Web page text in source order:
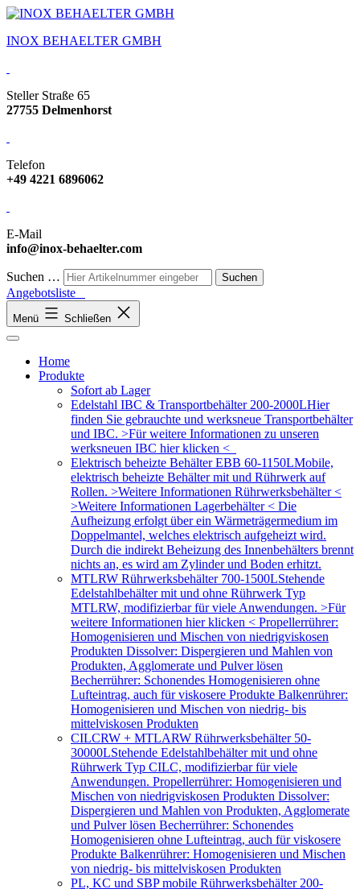
INOX BEHAELTER GMBH
Steller Straße 65
27755 Delmenhorst
Telefon
+49 4221 6896062
E-Mail
info@inox-behaelter.com
Suchen …
Angebotsliste
Menü Schließen
Home
Produkte
Sofort ab Lager
Edelstahl IBC & Transportbehälter 200-2000LHier
finden Sie gebrauchte und werksneue Transportbehälter
und IBC. >Für weitere Informationen zu unseren
werksneuen IBC hier klicken <
Elektrisch beheizte Behälter EBB 60-1150LMobile,
elektrisch beheizte Behälter mit und Rührwerk auf
Rollen. >Weitere Informationen Rührwerksbehälter <
>Weitere Informationen Lagerbehälter < Die
Aufheizung erfolgt über ein Wärmeträgermedium im
Doppelmantel, welches elektrisch aufgeheizt wird.
Durch die indirekt Beheizung des Innenbehälters brennt
nichts an, es wird am Zylinder und Boden erhitzt.
MTLRW Rührwerksbehälter 700-1500LStehende
Edelstahlbehälter mit und ohne Rührwerk Typ
MTLRW, modifizierbar für viele Anwendungen. >Für
weitere Informationen hier klicken < Propellerrührer:
Homogenisieren und Mischen von niedrigviskosen
Produkten Dissolver: Dispergieren und Mahlen von
Produkten, Agglomerate und Pulver lösen
Becherrührer: Schonendes Homogenisieren ohne
Lufteintrag, auch für viskosere Produkte Balkenrührer:
Homogenisieren und Mischen von niedrig- bis
mittelviskosen Produkten
CILCRW + MTLARW Rührwerksbehälter 50-
30000LStehende Edelstahlbehälter mit und ohne
Rührwerk Typ CILC, modifizierbar für viele
Anwendungen. Propellerrührer: Homogenisieren und
Mischen von niedrigviskosen Produkten Dissolver:
Dispergieren und Mahlen von Produkten, Agglomerate
und Pulver lösen Becherrührer: Schonendes
Homogenisieren ohne Lufteintrag, auch für viskosere
Produkte Balkenrührer: Homogenisieren und Mischen
von niedrig- bis mittelviskosen Produkten
PL, KC und SBP mobile Rührwerksbehälter 200-